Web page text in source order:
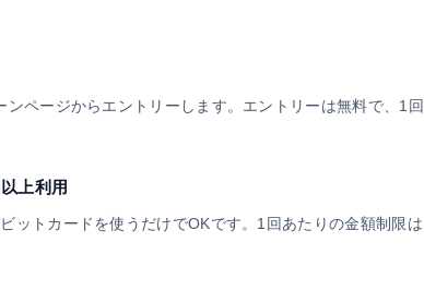
ページからエントリーします。エントリーは無料で、1回
上利用
ットカードを使うだけでOKです。1回あたりの金額制限は